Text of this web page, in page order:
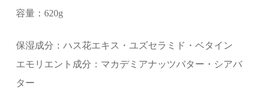
容量：620g
保湿成分：ハス花エキス・ユズセラミド・ベタイン
エモリエント成分：マカデミアナッツバター・シアバ
ター